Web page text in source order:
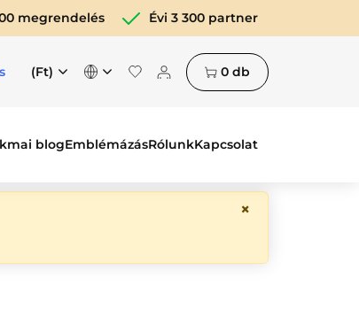
megrendelés Évi 3 300 partner
(Ft) 0 db
blogEmblémázásRólunkKapcsolat
×